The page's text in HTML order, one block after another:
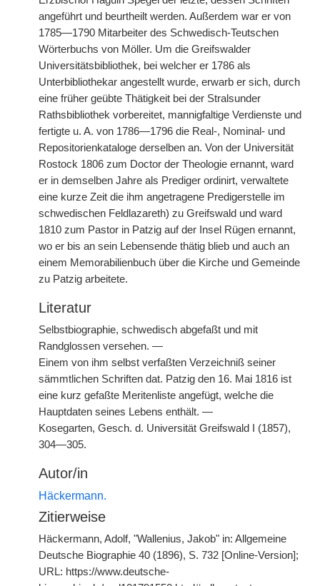
angeführt und beurtheilt werden. Außerdem war er von
1785—1790 Mitarbeiter des Schwedisch-Teutschen
Wörterbuchs von Möller. Um die Greifswalder
Universitätsbibliothek, bei welcher er 1786 als
Unterbibliothekar angestellt wurde, erwarb er sich, durch
eine früher geübte Thätigkeit bei der Stralsunder
Rathsbibliothek vorbereitet, mannigfaltige Verdienste und
fertigte u. A. von 1786—1796 die Real-, Nominal- und
Repositorienkataloge derselben an. Von der Universität
Rostock 1806 zum Doctor der Theologie ernannt, ward
er in demselben Jahre als Prediger ordinirt, verwaltete
eine kurze Zeit die ihm angetragene Predigerstelle im
schwedischen Feldlazareth) zu Greifswald und ward
1810 zum Pastor in Patzig auf der Insel Rügen ernannt,
wo er bis an sein Lebensende thätig blieb und auch an
einem Memorabilienbuch über die Kirche und Gemeinde
zu Patzig arbeitete.
Literatur
Selbstbiographie, schwedisch abgefaßt und mit
Randglossen versehen. —
Einem von ihm selbst verfaßten Verzeichniß seiner
sämmtlichen Schriften dat. Patzig den 16. Mai 1816 ist
eine kurz gefaßte Meritenliste angefügt, welche die
Hauptdaten seines Lebens enthält. —
Kosegarten, Gesch. d. Universität Greifswald I (1857),
304—305.
Autor/in
Häckermann.
Zitierweise
Häckermann, Adolf, "Wallenius, Jakob" in: Allgemeine
Deutsche Biographie 40 (1896), S. 732 [Online-Version];
URL: https://www.deutsche-